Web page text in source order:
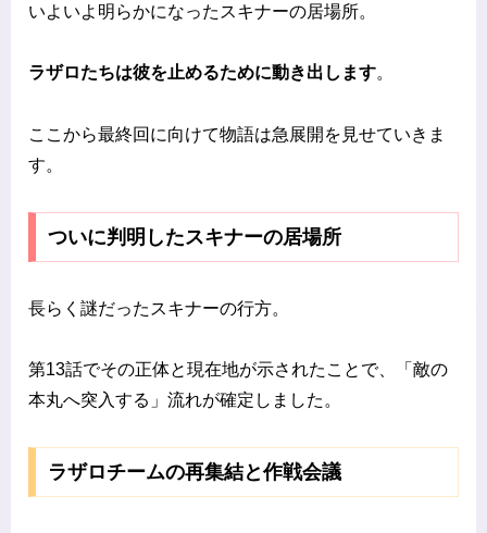
いよいよ明らかになったスキナーの居場所。
ラザロたちは彼を止めるために動き出します。
ここから最終回に向けて物語は急展開を見せていきま
す。
ついに判明したスキナーの居場所
長らく謎だったスキナーの行方。
第13話でその正体と現在地が示されたことで、「敵の
本丸へ突入する」流れが確定しました。
ラザロチームの再集結と作戦会議